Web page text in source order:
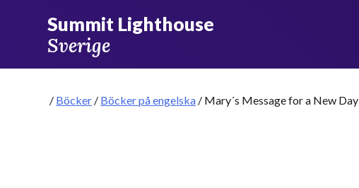
Summit Lighthouse
Sverige
/ Böcker / Böcker på engelska / Mary´s Message for a New Day